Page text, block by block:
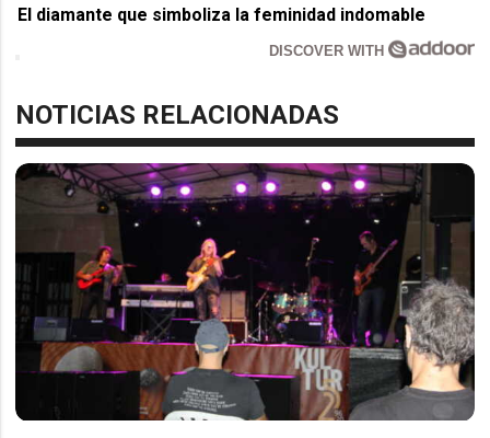
El diamante que simboliza la feminidad indomable
DISCOVER WITH
NOTICIAS RELACIONADAS